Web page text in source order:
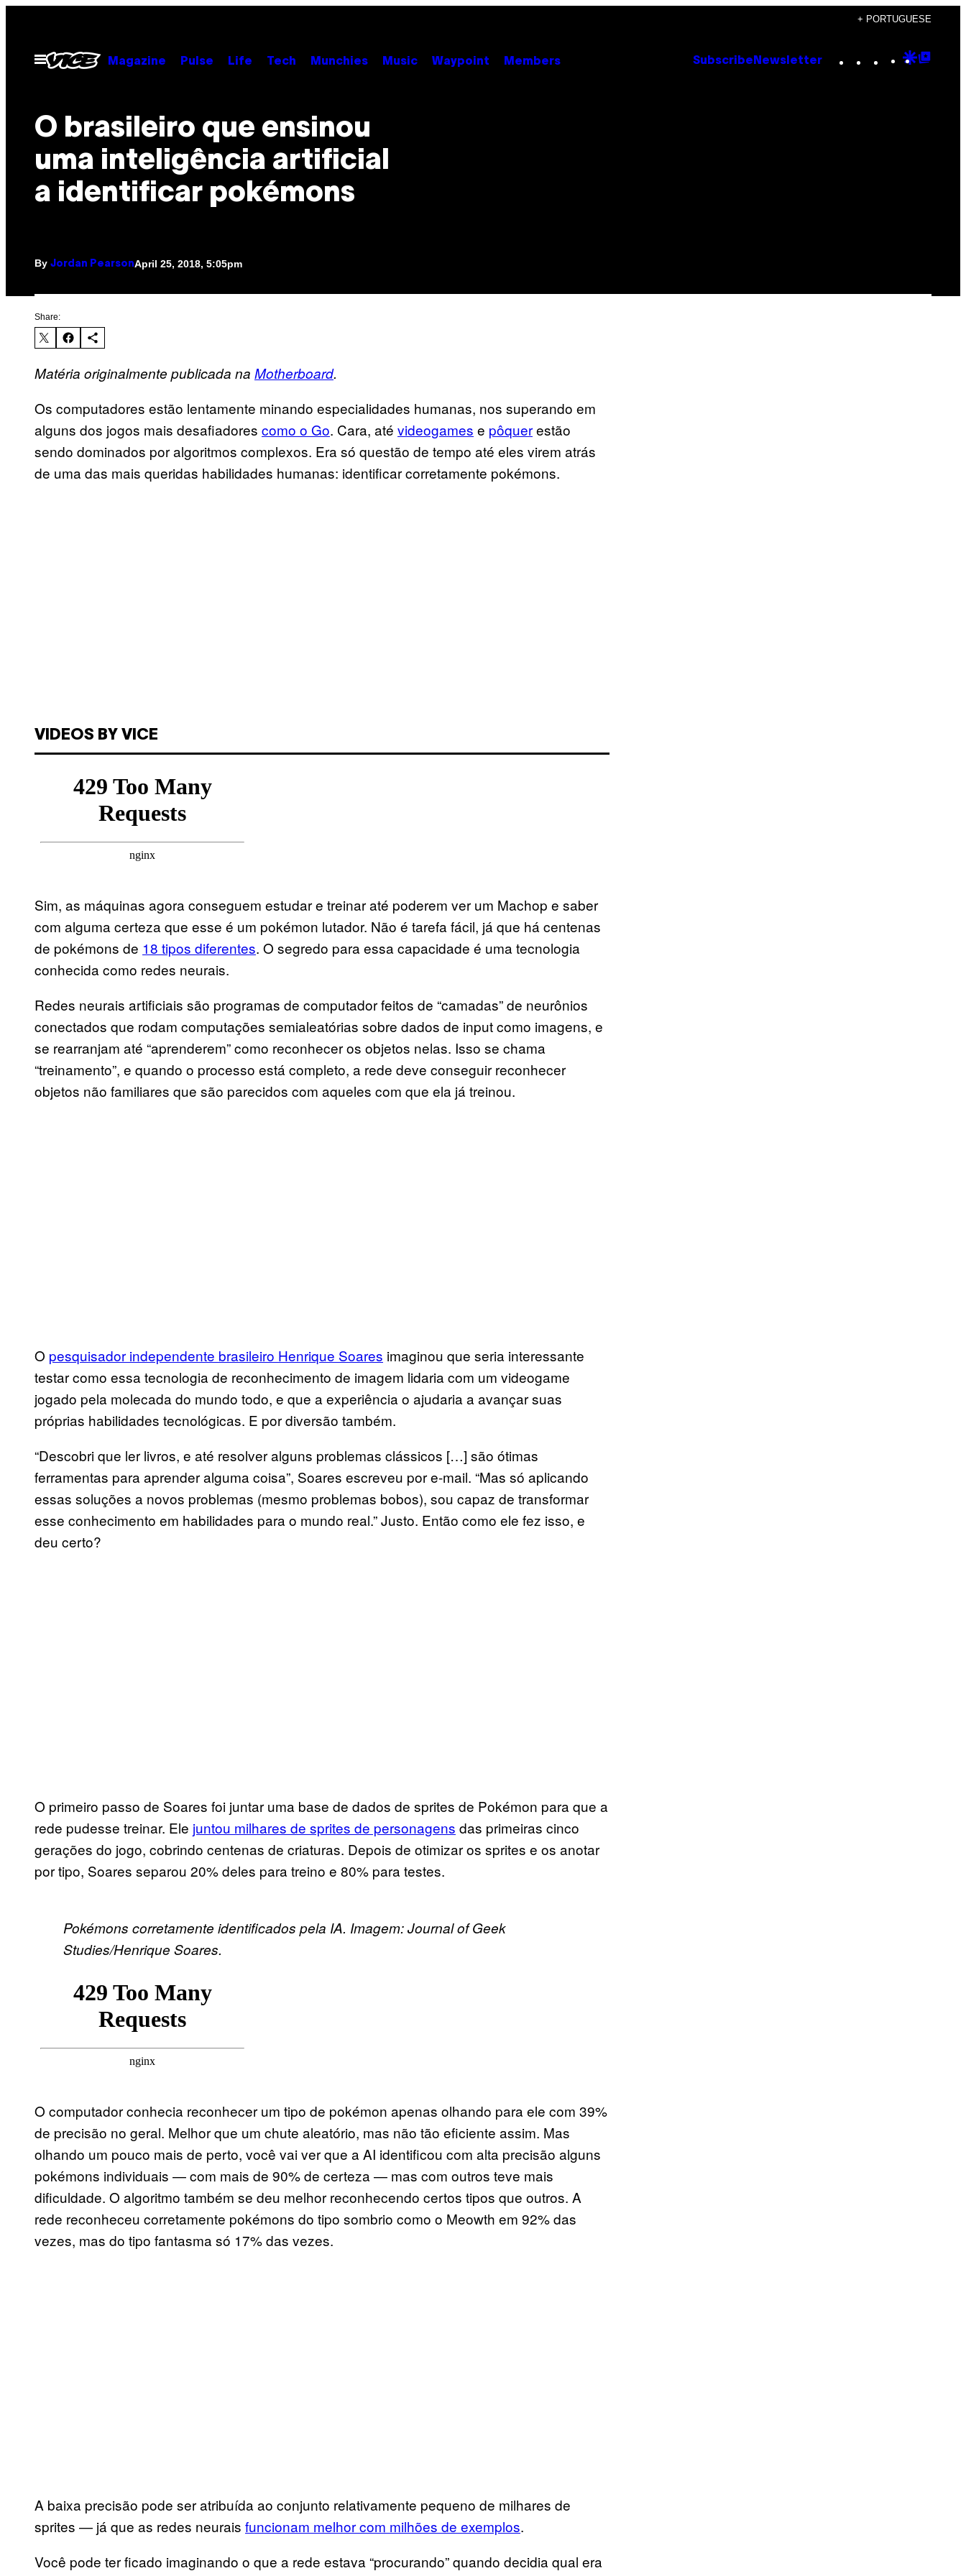
content
+ PORTUGUESE
Open
Menu
Magazine Pulse Life Tech Munchies Music Waypoint Members Subscribe Newsletter Instagram
TikTok
YouTube
Google
O brasileiro que ensinou
uma inteligência artificial
a identificar pokémons
By Jordan PearsonApril 25, 2018, 5:05pm
Share:
Matéria originalmente publicada na Motherboard.
Os computadores estão lentamente minando especialidades humanas, nos superando em
alguns dos jogos mais desafiadores como o Go. Cara, até videogames e pôquerestão
sendo dominados por algoritmos complexos. Era só questão de tempo até eles virem atrás
de uma das mais queridas habilidades humanas: identificar corretamente pokémons.
VIDEOS BY VICE
Sim, as máquinas agora conseguem estudar e treinar até poderem ver um Machop e saber
com alguma certeza que esse é um pokémon lutador. Não é tarefa fácil, já que há centenas
de pokémons de 18 tipos diferentes. O segredo para essa capacidade é uma tecnologia
conhecida como redes neurais.
Redes neurais artificiais são programas de computador feitos de “camadas” de neurônios
conectados que rodam computações semialeatórias sobre dados de input como imagens, e
se rearranjam até “aprenderem” como reconhecer os objetos nelas. Isso se chama
“treinamento”, e quando o processo está completo, a rede deve conseguir reconhecer
objetos não familiares que são parecidos com aqueles com que ela já treinou.
O pesquisador independente brasileiro Henrique Soares imaginou que seria interessante
testar como essa tecnologia de reconhecimento de imagem lidaria com um videogame
jogado pela molecada do mundo todo, e que a experiência o ajudaria a avançar suas
próprias habilidades tecnológicas. E por diversão também.
“Descobri que ler livros, e até resolver alguns problemas clássicos […] são ótimas
ferramentas para aprender alguma coisa”, Soares escreveu por e-mail. “Mas só aplicando
essas soluções a novos problemas (mesmo problemas bobos), sou capaz de transformar
esse conhecimento em habilidades para o mundo real.” Justo. Então como ele fez isso, e
deu certo?
O primeiro passo de Soares foi juntar uma base de dados de sprites de Pokémon para que a
rede pudesse treinar. Ele juntou milhares de sprites de personagens das primeiras cinco
gerações do jogo, cobrindo centenas de criaturas. Depois de otimizar os sprites e os anotar
por tipo, Soares separou 20% deles para treino e 80% para testes.
Pokémons corretamente identificados pela IA. Imagem: Journal of Geek
Studies/Henrique Soares.
O computador conhecia reconhecer um tipo de pokémon apenas olhando para ele com 39%
de precisão no geral. Melhor que um chute aleatório, mas não tão eficiente assim. Mas
olhando um pouco mais de perto, você vai ver que a AI identificou com alta precisão alguns
pokémons individuais — com mais de 90% de certeza — mas com outros teve mais
dificuldade. O algoritmo também se deu melhor reconhecendo certos tipos que outros. A
rede reconheceu corretamente pokémons do tipo sombrio como o Meowth em 92% das
vezes, mas do tipo fantasma só 17% das vezes.
A baixa precisão pode ser atribuída ao conjunto relativamente pequeno de milhares de
sprites — já que as redes neurais funcionam melhor com milhões de exemplos.
Você pode ter ficado imaginando o que a rede estava “procurando” quando decidia qual era